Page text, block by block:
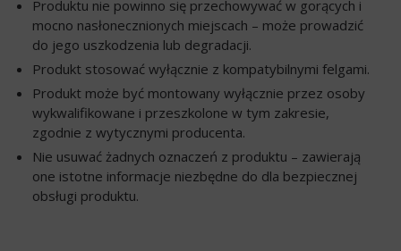
Produktu nie powinno się przechowywać w gorących i
mocno nasłonecznionych miejscach – może prowadzić
do jego uszkodzenia lub degradacji.
Produkt stosować wyłącznie z kompatybilnymi felgami.
Produkt może być montowany wyłącznie przez osoby
wykwalifikowane i przeszkolone w tym zakresie,
zgodnie z wytycznymi producenta.
Nie usuwać żadnych oznaczeń z produktu – zawierają
one istotne informacje niezbędne do dla bezpiecznej
obsługi produktu.